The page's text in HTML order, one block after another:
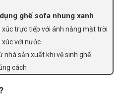
ghế sofa nhung xanh
xúc trực tiếp với ánh nắng mặt trời
xúc với nước
nhà sản xuất khi vệ sinh ghế
cách